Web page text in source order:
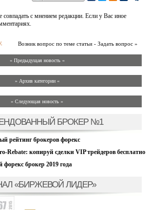
с мнением редакции. Если у Вас иное
Возник вопрос по теме статьи - Задать вопрос »
« Предыдущая новость «
» Архив категории «
» Следующая новость »
БРОКЕР №1
рейтинг брокеров форекс
Rebate: копируй сделки VIP трейдеров бесплатно
брокер 2019 года
«БИРЖЕВОЙ ЛИДЕР»